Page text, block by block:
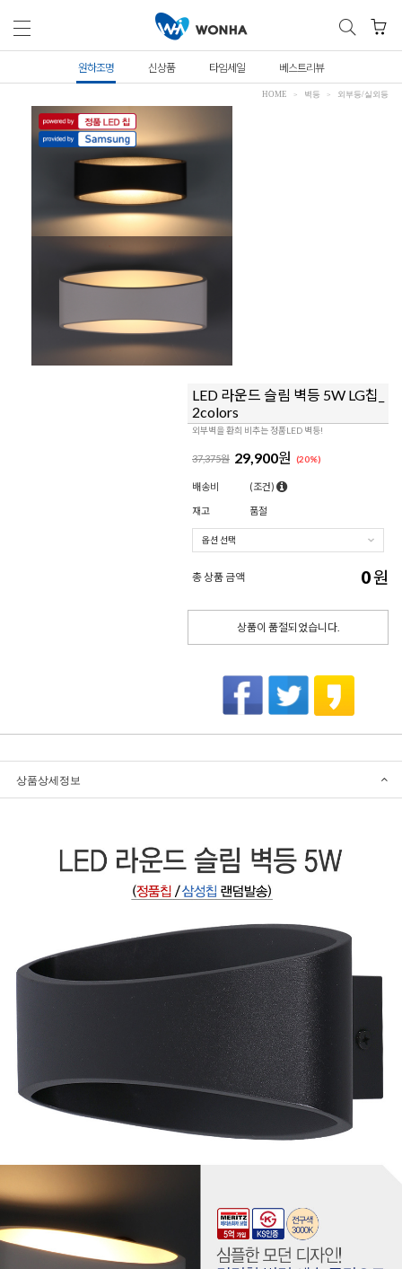
원하조명 신상품 타임세일 베스트리뷰
HOME 벽등 외부등/실외등
LED 라운드 슬림 벽등 5W LG칩_
2colors
외부벽을 환희 비추는 정품LED 벽등!
37,375원 29,900원 (20%)
배송비 (조건)
재고 품절
총 상품 금액 0원
상품이 품절되었습니다.
상품상세정보